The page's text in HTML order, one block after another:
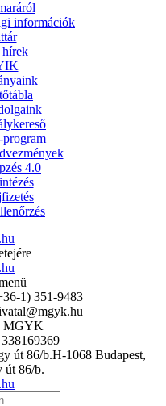
információk
hírek
4.0
1) 351-9483
MGYK
H-1068 Budapest,
út 86/b.